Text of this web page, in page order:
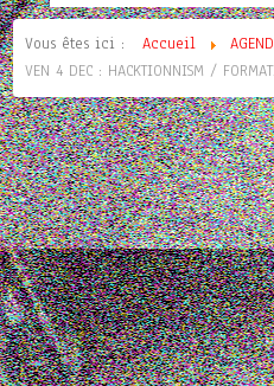
Vous êtes ici : Accueil
VEN 4 DEC : HACKTIONNISM /